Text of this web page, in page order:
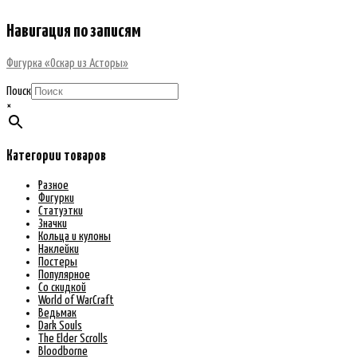
Навигация по записям
Фигурка «Оскар из Асторы»
Поиск
×
Категории товаров
Разное
Фигурки
Статуэтки
Значки
Кольца и кулоны
Наклейки
Постеры
Популярное
Со скидкой
World of WarCraft
Ведьмак
Dark Souls
The Elder Scrolls
Bloodborne